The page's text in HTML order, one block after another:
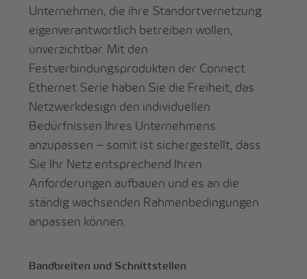
Unternehmen, die ihre Standortvernetzung
eigenverantwortlich betreiben wollen,
unverzichtbar. Mit den
Festverbindungsprodukten der Connect
Ethernet Serie haben Sie die Freiheit, das
Netzwerkdesign den individuellen
Bedürfnissen Ihres Unternehmens
anzupassen – somit ist sichergestellt, dass
Sie Ihr Netz entsprechend Ihren
Anforderungen aufbauen und es an die
ständig wachsenden Rahmenbedingungen
anpassen können.
Bandbreiten und Schnittstellen